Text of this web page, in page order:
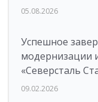
05.08.2026
Успешное
модернизации
«Северсталь
09.02.2026